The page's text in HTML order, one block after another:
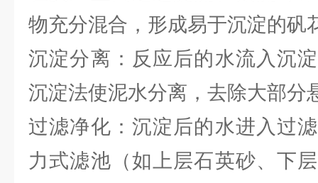
物充分混合，形成易于沉淀的矾
沉淀分离：反应后的水流入沉
沉淀法使泥水分离，去除大部分
过滤净化：沉淀后的水进入过
力式滤池（如上层石英砂、下